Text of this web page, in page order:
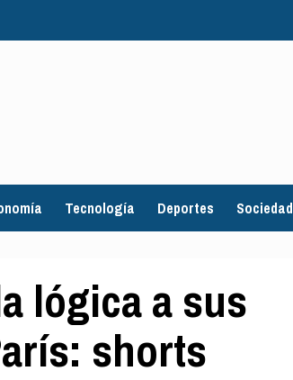
Tecnología Deportes Sociedad
lógica a sus
shorts